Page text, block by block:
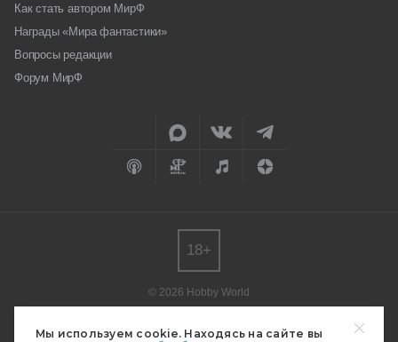
Мы используем cookie. Находясь на сайте вы
Как стать автором МирФ
Награды «Мира фантастики»
Вопросы редакции
Форум МирФ
© 2026 Hobby World
редакции.
18+